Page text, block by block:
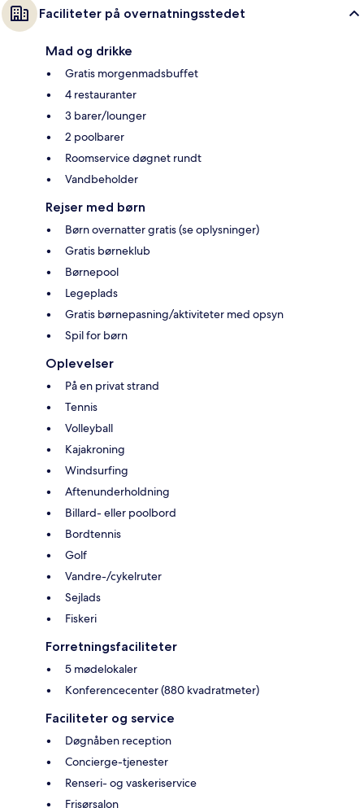
Faciliteter på overnatningsstedet
Mad og drikke
Gratis morgenmadsbuffet
4 restauranter
3 barer/lounger
2 poolbarer
Roomservice døgnet rundt
Vandbeholder
Rejser med børn
Børn overnatter gratis (se oplysninger)
Gratis børneklub
Børnepool
Legeplads
Gratis børnepasning/aktiviteter med opsyn
Spil for børn
Oplevelser
På en privat strand
Tennis
Volleyball
Kajakroning
Windsurfing
Aftenunderholdning
Billard- eller poolbord
Bordtennis
Golf
Vandre-/cykelruter
Sejlads
Fiskeri
Forretningsfaciliteter
5 mødelokaler
Konferencecenter (880 kvadratmeter)
Faciliteter og service
Døgnåben reception
Concierge-tjenester
Renseri- og vaskeriservice
Frisørsalon